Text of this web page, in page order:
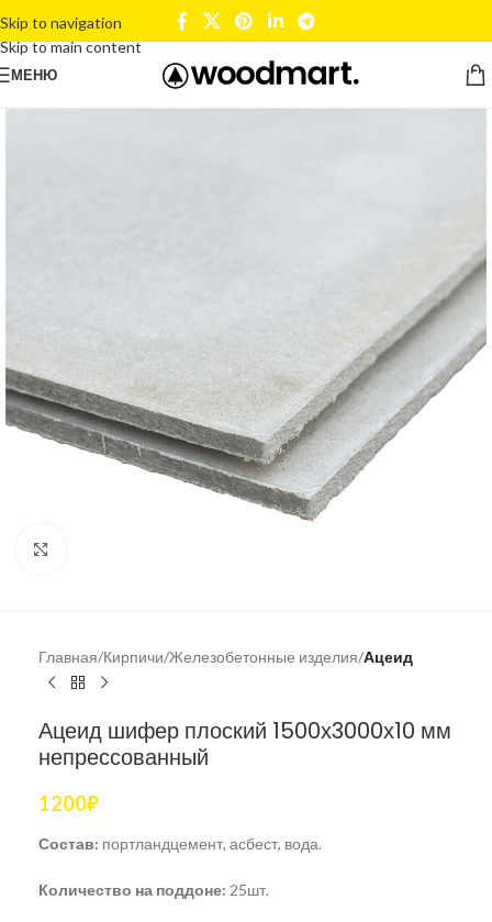
Skip to navigation
Skip to main content
МЕНЮ
Главная Кирпичи Железобетонные изделия Ацеид
Ацеид шифер плоский 1500х3000х10 мм
непрессованный
1200₽
Состав: портландцемент, асбест, вода.
Количество на поддоне: 25шт.